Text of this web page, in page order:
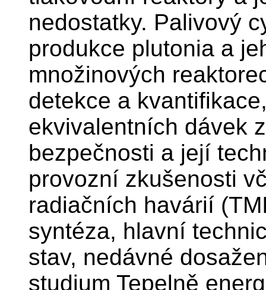
nedostatky. Palivový
produkce plutonia a
množinových
detekce a
ekvivalentních dávek
bezpečnosti a její
provozní zkušenosti
radiačních havárií
syntéza, hlavní
stav, nedávné
studium Tepelně